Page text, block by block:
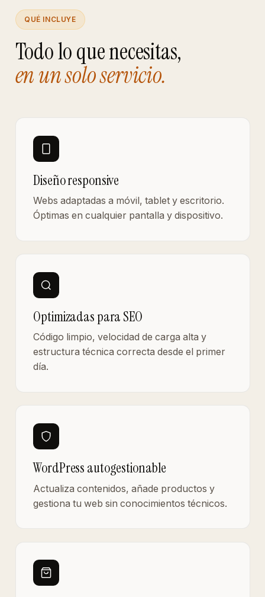
QUÉ INCLUYE
Todo lo que necesitas,
en un solo servicio.
Diseño responsive
Webs adaptadas a móvil, tablet y escritorio.
Óptimas en cualquier pantalla y dispositivo.
Optimizadas para SEO
Código limpio, velocidad de carga alta y
estructura técnica correcta desde el primer
día.
WordPress autogestionable
Actualiza contenidos, añade productos y
gestiona tu web sin conocimientos técnicos.